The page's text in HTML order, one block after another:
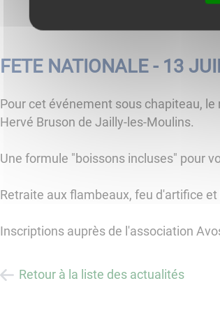
FETE NATIONALE - 13
Pour cet événement sous chapiteau,
Hervé Bruson de Jailly-les-Moulins.
Une formule "boissons incluses" pour
Retraite aux flambeaux, feu d'artifice
Inscriptions auprès de l'association
Retour à la liste des actualités